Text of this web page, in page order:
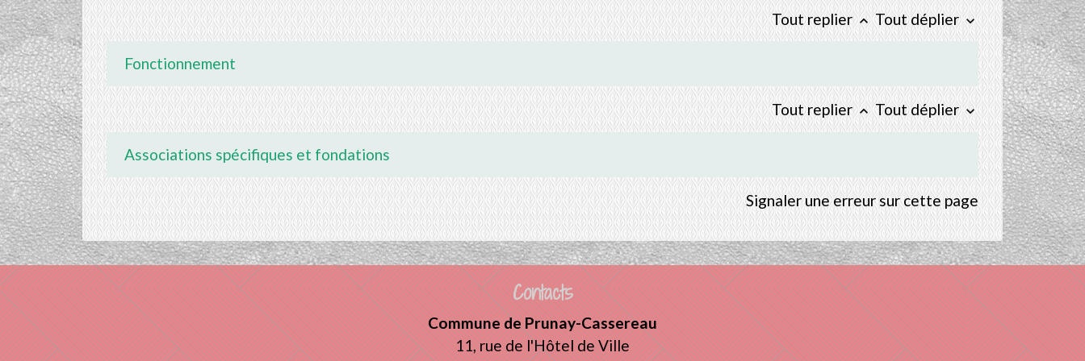
Tout replierkeyboard_arrow_up Tout déplier keyboard_arrow_down
Fonctionnement
Tout replierkeyboard_arrow_up Tout déplier keyboard_arrow_down
Associations spécifiques et fondations
Signaler une erreur sur cette page
Contacts
Commune de Prunay-Cassereau
11, rue de l'Hôtel de Ville